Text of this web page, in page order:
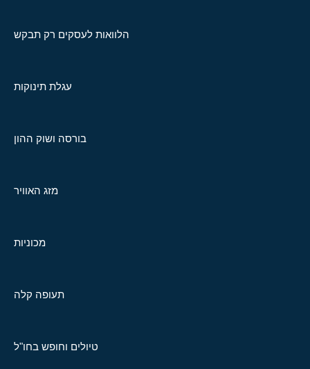
הלוואות לעסקים רק תבקש
עגלת תינוקות
בורסה ושוק ההון
מזג האוויר
מכוניות
תעופה קלה
טיולים וחופש בחו"ל